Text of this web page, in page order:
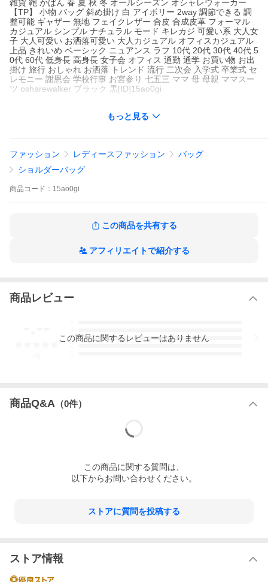
雑貨 鞄 かばん 春 夏 秋 冬 オールシーズン オシャレウォーカー
【TP】 小物 バッグ 斜め掛け 白 アイボリー 2way 調節できる 調
整可能 ギャザー 無地 フェイクレザー 合皮 合成皮革 フォーマル
カジュアル シンプル ナチュラル モード キレカジ 可愛い系 大人女
子 大人可愛い お洒落可愛い 大人カジュアル オフィスカジュアル
上品 きれいめ ベーシック ニュアンス ラフ 10代 20代 30代 40代 5
0代 60代 低身長 高身長 女子会 オフィス 通勤 通学 お買い物 お出
掛け 旅行 おしゃれ お洒落 トレンド 流行 二次会 入学式 卒業式 セ
レモニー 謝恩会 学校行事 お宮参り 七五三 ママ 母 母親 ママスー
ツ osharewalker ブラック 黒[ID]15ao0gi
もっと見る
ファッション レディースファッション
バッグ
ショルダーバッグ
商品 コード： 15ao0gi
この商品を共有する
アフィリエイトで紹介する
商品レビュー
3
この商品に関するレビューはありません
商品Q&A （0件）
この商品に関する質問は、
以下からお問い合わせください。
ストアに質問を投稿する
ストア情報